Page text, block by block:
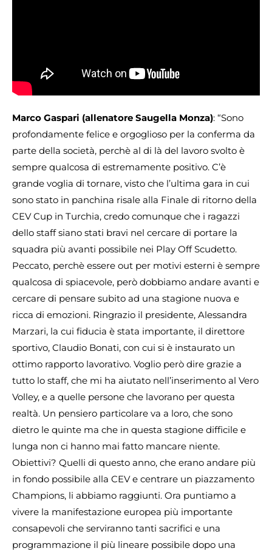
Marco Gaspari (allenatore Saugella Monza): “Sono
profondamente felice e orgoglioso per la conferma da
parte della società, perchè al di là del lavoro svolto è
sempre qualcosa di estremamente positivo. C’è
grande voglia di tornare, visto che l’ultima gara in cui
sono stato in panchina risale alla Finale di ritorno della
CEV Cup in Turchia, credo comunque che i ragazzi
dello staff siano stati bravi nel cercare di portare la
squadra più avanti possibile nei Play Off Scudetto.
Peccato, perchè essere out per motivi esterni è sempre
qualcosa di spiacevole, però dobbiamo andare avanti e
cercare di pensare subito ad una stagione nuova e
ricca di emozioni. Ringrazio il presidente, Alessandra
Marzari, la cui fiducia è stata importante, il direttore
sportivo, Claudio Bonati, con cui si è instaurato un
ottimo rapporto lavorativo. Voglio però dire grazie a
tutto lo staff, che mi ha aiutato nell’inserimento al Vero
Volley, e a quelle persone che lavorano per questa
realtà. Un pensiero particolare va a loro, che sono
dietro le quinte ma che in questa stagione difficile e
lunga non ci hanno mai fatto mancare niente.
Obiettivi? Quelli di questo anno, che erano andare più
in fondo possibile alla CEV e centrare un piazzamento
Champions, li abbiamo raggiunti. Ora puntiamo a
vivere la manifestazione europea più importante
consapevoli che serviranno tanti sacrifici e una
programmazione il più lineare possibile dopo una